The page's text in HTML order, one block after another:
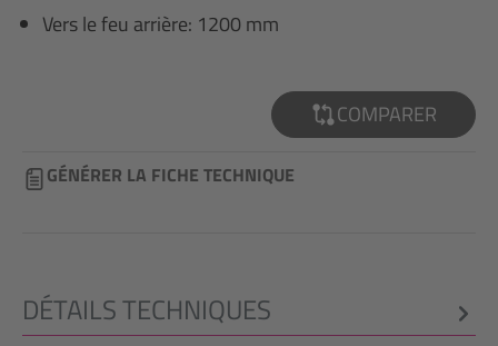
Vers le feu arrière: 1200 mm
COMPARER
GÉNÉRER LA FICHE TECHNIQUE
DÉTAILS TECHNIQUES